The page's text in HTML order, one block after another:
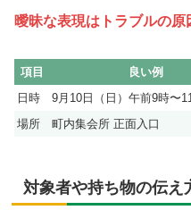
曖昧な表現はトラブルの
項目 良い例
日時
9月10日（日）午前9時〜
場所
町内集会所 正面入口
対象者や持ち物の伝え